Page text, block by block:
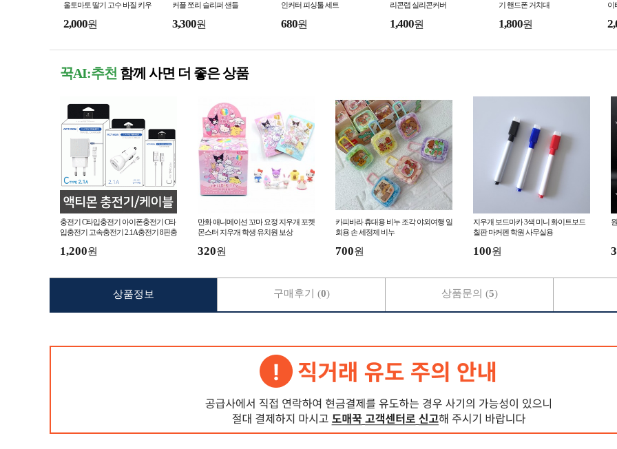
울토마토 딸기 고수 바질 키우
2,000원
커플 쪼리 슬리퍼 샌들
3,300원
인커터 피싱툴 세트
680원
리콘랩 실리콘커버
1,400원
기 핸드폰 거치대
1,800원
이
꾹AI:추천 함께 사면 더 좋은 상품
충전기 C타입충전기 아이폰충전기 C타
입충전기 고속충전기 2.1A충전기 8핀충
1,200원
만화 애니메이션 꼬마 요정 지우개 포켓
몬스터 지우개 학생 유치원 보상
320원
카피바라 휴대용 비누 조각 야외여행 일
회용 손 세정제 비누
700원
지우개 보드마카 3색 미니 화이트보드
칠판 마커펜 학원 사무실용
100원
상품정보 구매후기 (0) 상품문의 (5)